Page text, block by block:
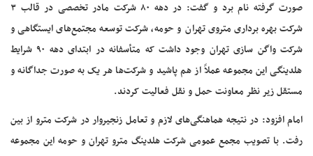
صورت گرفته نام برد و گفت: در دهه ۸۰ شرکت مادر تخصصی در قالب ۳
شرکت بهره برداری متروی تهران و حومه، شرکت توسعه مجتمع‌های ایستگاهی و
شرکت واگن سازی تهران وجود داشت که متأسفانه در ابتدای دهه ۹۰ شرایط
هلدینگی این مجموعه عملاً از هم پاشید و شرکت‌ها هر یک به صورت جداگانه و
مستقل زیر نظر معاونت حمل و نقل فعالیت کردند.
امام افزود: در نتیجه هماهنگی‌های لازم و تعامل زنجیروار در شرکت مترو از بین
رفت. با تصویب مجمع عمومی شرکت هلدینگ مترو تهران و حومه این مجموعه